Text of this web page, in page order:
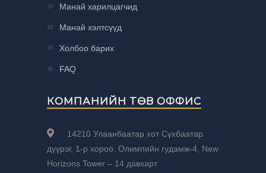
Манай харилцагчид
Манай хэлтсүүд
Холбоо барих
FAQ
КОМПАНИЙН ТӨВ ОФФИС
14210 Улаанбаатар хот Сүхбаатар
дүүрэг, 1-р хороо, Олимпийн гудамж-4, New
Horizons Tower – 14 давхарт